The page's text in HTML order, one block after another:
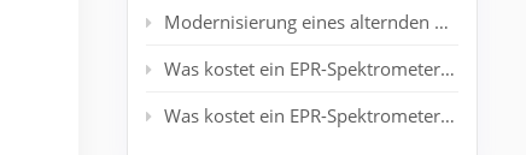
Modernisierung eines alternden EPR-Spektrometers: Verlängerung der Systemlebensdauer ohne neuen Magneten
Was kostet ein EPR-Spektrometer der Einstiegsklasse wirklich?
Was kostet ein EPR-Spektrometer? Vollständiger Preisleitfaden für Forscher